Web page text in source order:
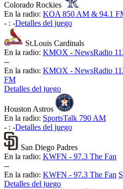
Colorado Rockies
En la radio: KOA 850 AM & 94.1
- : -Detalles del juego
St.Louis Cardinals
En la radio: KMOX - NewsRadio
--
En la radio: KMOX - NewsRadio
FM
Detalles del juego
Houston Astros
En la radio: SportsTalk 790 AM
- : -Detalles del juego
San Diego Padres
En la radio: KWFN - 97.3 The Fan
--
En la radio: KWFN - 97.3 The Fan
Detalles del juego